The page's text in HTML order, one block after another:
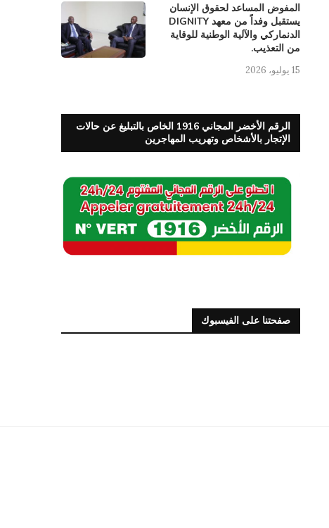
اللجنة الإفريقية لحقوق الإنسان والشعوب
تهنئ موريتانيا على التزامها بالوفاء...
بيــــــــان للرأي العـــــــــــام
21 سبتمبر، 2024
المفوض المساعد لحقوق الإنسان
يستقبل وفداً من معهد DIGNITY
الدنماركي والآلية الوطنية للوقاية
من التعذيب.
15 يوليو، 2026
الرقم الأخضر المجاني 1916 الخاص بالتبليغ عن حالات
الإتجار بالأشخاص وتهريب المهاجرين
صفحتنا على الفيسبوك